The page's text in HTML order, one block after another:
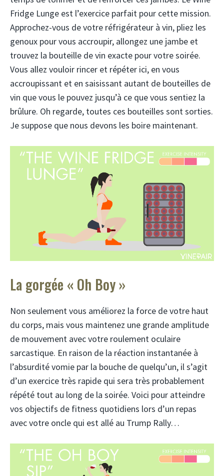
Fridge Lunge est l’exercice parfait pour cette mission.
Approchez-vous de votre réfrigérateur à vin, pliez les
genoux pour vous accroupir, allongez une jambe et
trouvez la bouteille de vin exacte pour votre soirée.
Vous allez vouloir rincer et répéter ici, en vous
accroupissant et en saisissant autant de bouteilles de
vin que vous le pouvez jusqu’à ce que vous sentiez la
brûlure. Oh regarde, toutes ces bouteilles sont sorties.
Je suppose que nous devons les boire maintenant.
La gorgée « Oh Boy »
Non seulement vous améliorez la force de votre haut
du corps, mais vous maintenez une grande amplitude
de mouvement avec votre roulement oculaire
sarcastique. En raison de la réaction instantanée à
l’absurdité vomie par la bouche de quelqu’un, il s’agit
d’un exercice très rapide qui sera très probablement
répété tout au long de la soirée. Voici pour atteindre
vos objectifs de fitness quotidiens lors d’un repas
avec votre oncle qui est allé au Trump Rally…